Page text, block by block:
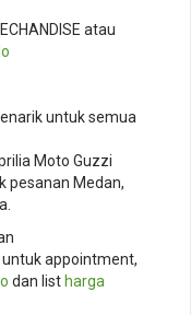
atau
untuk semua
Moto Guzzi
pesanan Medan,
untuk appointment,
dan list harga